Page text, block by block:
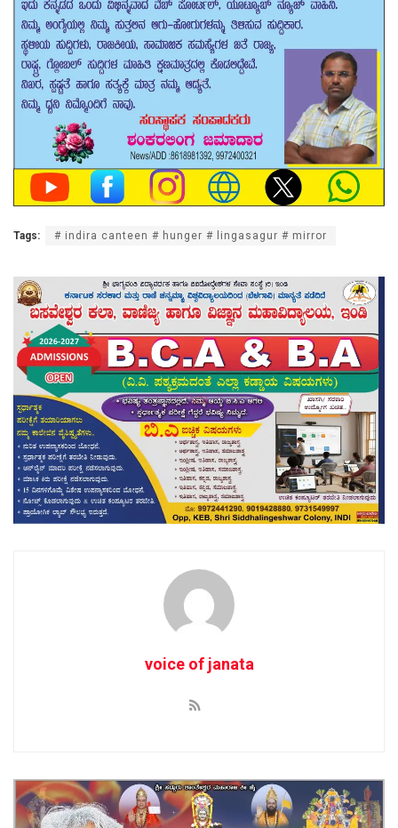
Tags: # indira canteen # hunger # lingasagur # mirror
voice of janata